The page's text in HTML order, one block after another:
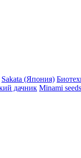
Sakata (Япония)
дачник Minami